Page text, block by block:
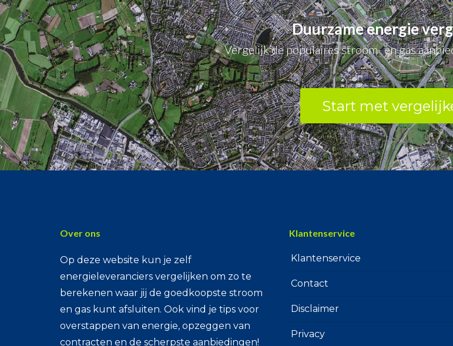
Duurzame energie
Vergelijk de populaires stroom- en gas
Start met
Over ons
Op deze website kun je zelf
energieleveranciers vergelijken om zo te
berekenen waar jij de goedkoopste stroom
en gas kunt afsluiten. Ook vind je tips voor
overstappen van energie, opzeggen van
contracten en de scherpste aanbiedingen!
Klantenservice
Klantenservice
Contact
Disclaimer
Privacy